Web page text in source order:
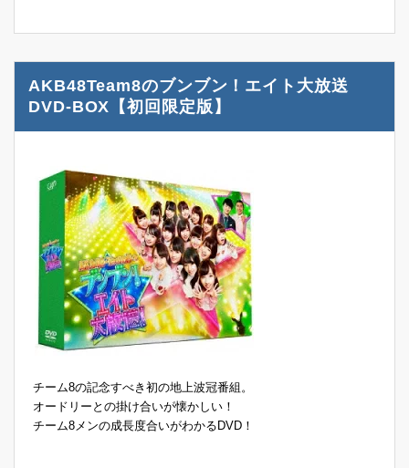
AKB48Team8のブンブン！エイト大放送
DVD-BOX【初回限定版】
チーム8の記念すべき初の地上波冠番組。
オードリーとの掛け合いが懐かしい！
チーム8メンの成長度合いがわかるDVD！